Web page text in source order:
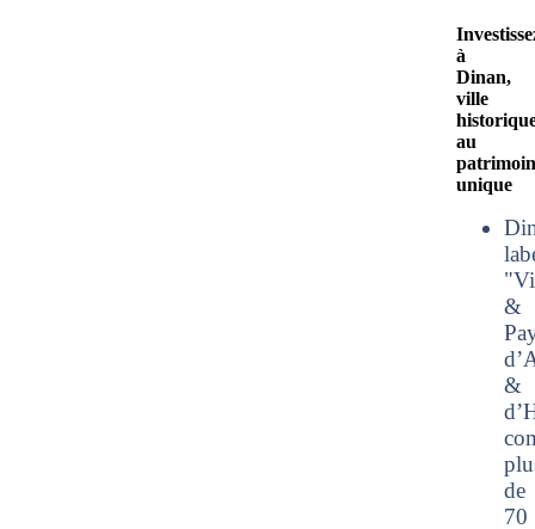
à
Dinan,
ville
au
unique
&
&
de
70